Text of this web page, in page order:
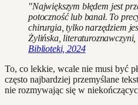
"Największym błędem jest
potoczność lub banał. To
chirurgia, tylko narzędziem
Żylińska, literaturoznawczyni,
Biblioteki, 2024
To, co lekkie, wcale nie musi być
często najbardziej przemyślane
nie rozmywając się w